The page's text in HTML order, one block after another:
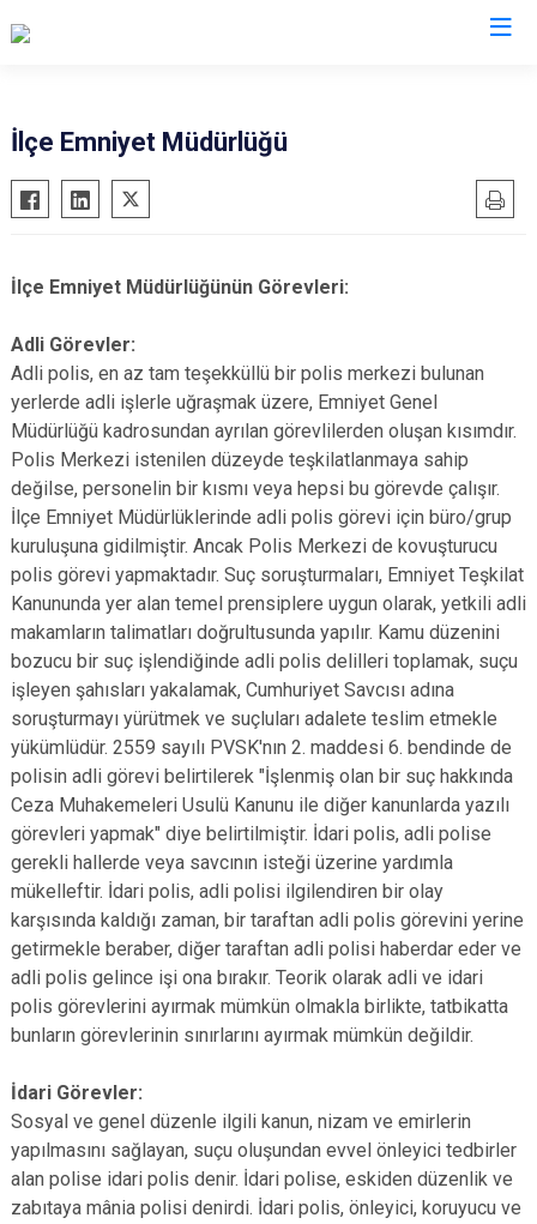
Bahçesaray
Başkale
Çatak
Edremit
Erciş
Gevaş
Saray
Tuşba
İlçe Emniyet Müdürlüğü
İlçe Emniyet Müdürlüğünün Görevleri:
Adli Görevler:
Adli polis, en az tam teşekküllü bir polis merkezi bulunan
yerlerde adli işlerle uğraşmak üzere, Emniyet Genel
Müdürlüğü kadrosundan ayrılan görevlilerden oluşan kısımdır.
Polis Merkezi istenilen düzeyde teşkilatlanmaya sahip
değilse, personelin bir kısmı veya hepsi bu görevde çalışır.
İlçe Emniyet Müdürlüklerinde adli polis görevi için büro/grup
kuruluşuna gidilmiştir. Ancak Polis Merkezi de kovuşturucu
polis görevi yapmaktadır. Suç soruşturmaları, Emniyet Teşkilat
Kanununda yer alan temel prensiplere uygun olarak, yetkili adli
makamların talimatları doğrultusunda yapılır. Kamu düzenini
bozucu bir suç işlendiğinde adli polis delilleri toplamak, suçu
işleyen şahısları yakalamak, Cumhuriyet Savcısı adına
soruşturmayı yürütmek ve suçluları adalete teslim etmekle
yükümlüdür. 2559 sayılı PVSK'nın 2. maddesi 6. bendinde de
polisin adli görevi belirtilerek "İşlenmiş olan bir suç hakkında
Ceza Muhakemeleri Usulü Kanunu ile diğer kanunlarda yazılı
görevleri yapmak" diye belirtilmiştir. İdari polis, adli polise
gerekli hallerde veya savcının isteği üzerine yardımla
mükelleftir. İdari polis, adli polisi ilgilendiren bir olay
karşısında kaldığı zaman, bir taraftan adli polis görevini yerine
getirmekle beraber, diğer taraftan adli polisi haberdar eder ve
adli polis gelince işi ona bırakır. Teorik olarak adli ve idari
polis görevlerini ayırmak mümkün olmakla birlikte, tatbikatta
bunların görevlerinin sınırlarını ayırmak mümkün değildir.
İdari Görevler:
Sosyal ve genel düzenle ilgili kanun, nizam ve emirlerin
yapılmasını sağlayan, suçu oluşundan evvel önleyici tedbirler
alan polise idari polis denir. İdari polise, eskiden düzenlik ve
zabıtaya mânia polisi denirdi. İdari polis, önleyici, koruyucu ve